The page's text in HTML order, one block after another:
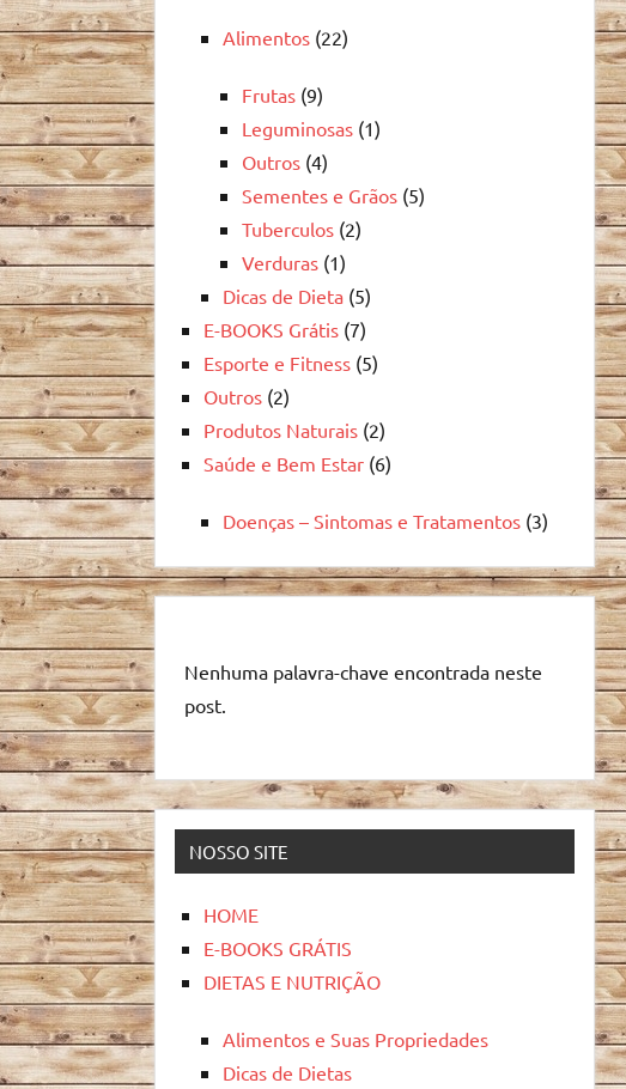
Alimentos (22)
Frutas (9)
Leguminosas (1)
Outros (4)
Sementes e Grãos (5)
Tuberculos (2)
Verduras (1)
Dicas de Dieta (5)
E-BOOKS Grátis (7)
Esporte e Fitness (5)
Outros (2)
Produtos Naturais (2)
Saúde e Bem Estar (6)
Doenças – Sintomas e Tratamentos (3)
Nenhuma palavra-chave encontrada neste
post.
NOSSO SITE
HOME
E-BOOKS GRÁTIS
DIETAS E NUTRIÇÃO
Alimentos e Suas Propriedades
Dicas de Dietas